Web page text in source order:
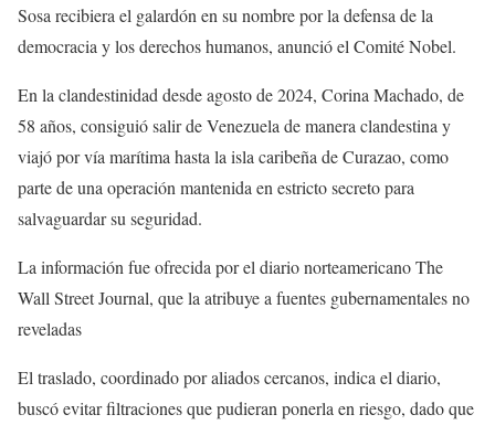
Sosa recibiera el galardón en su nombre por la defensa de la
democracia y los derechos humanos, anunció el Comité Nobel.
En la clandestinidad desde agosto de 2024, Corina Machado, de
58 años, consiguió salir de Venezuela de manera clandestina y
viajó por vía marítima hasta la isla caribeña de Curazao, como
parte de una operación mantenida en estricto secreto para
salvaguardar su seguridad.
La información fue ofrecida por el diario norteamericano The
Wall Street Journal, que la atribuye a fuentes gubernamentales no
reveladas
El traslado, coordinado por aliados cercanos, indica el diario,
buscó evitar filtraciones que pudieran ponerla en riesgo, dado que